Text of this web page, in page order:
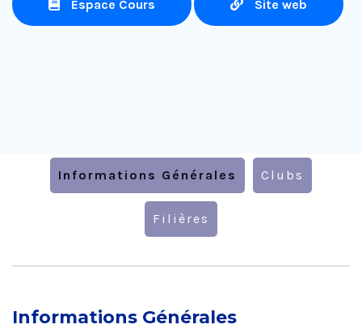
Espace Cours Site web
Informations Générales Clubs
Filières
Informations Générales